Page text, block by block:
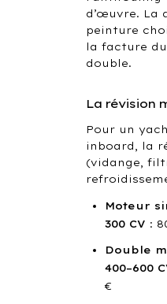
d’œuvre. La
peinture
la facture
double.
La révision
Pour un
inboard, la
(vidange,
Moteur
300 CV :
Double
400–600
€